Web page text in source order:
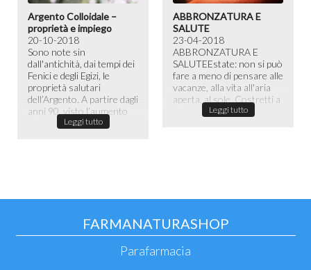
Argento Colloidale –
proprietà e impiego
20-10-2018
Sono note sin
dall'antichità, dai tempi dei
Fenici e degli Egizi, le
proprietà salutari
dell’Argento. A partire dagli
anni 90, visto l’aumento
Leggi tutto
ABBRONZATURA E
SALUTE
23-04-2018
ABBRONZATURA E
SALUTE​ Estate: non si può
fare a meno di pensare alle
vacanze, alla vita all'aria
aperta, al sole. Costretti a
passare la maggior ...
Leggi tutto
FARMANATURASHOP
Parafarmacia